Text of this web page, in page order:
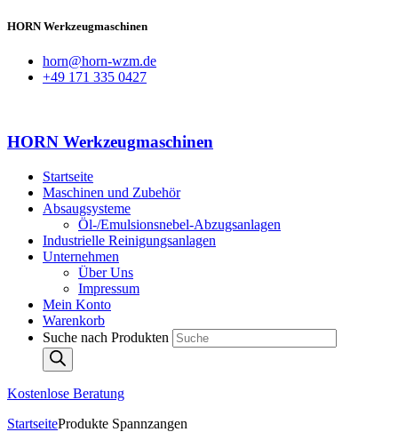
HORN Werkzeugmaschinen
horn@horn-wzm.de
+49 171 335 0427
HORN Werkzeugmaschinen
Startseite
Maschinen und Zubehör
Absaugsysteme
Öl-/Emulsionsnebel-Abzugsanlagen
Industrielle Reinigungsanlagen
Unternehmen
Über Uns
Impressum
Mein Konto
Warenkorb
Suche nach Produkten
Kostenlose Beratung
StartseiteProdukte Spannzangen